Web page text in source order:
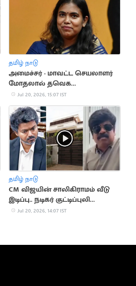
தமிழ் நாடு
அமைச்சர் - மாவட்ட செயலாளர்
மோதலால் தவெக
பொதுக்கூட்டம் ரத்து
Jul 20, 2026, 15:07 IST
தமிழ் நாடு
CM விஜயின் சாலிகிராமம் வீடு
இடிப்பு.. நடிகர் குட்டிப்புலி
சரவணன் வேதனை
Jul 20, 2026, 14:07 IST